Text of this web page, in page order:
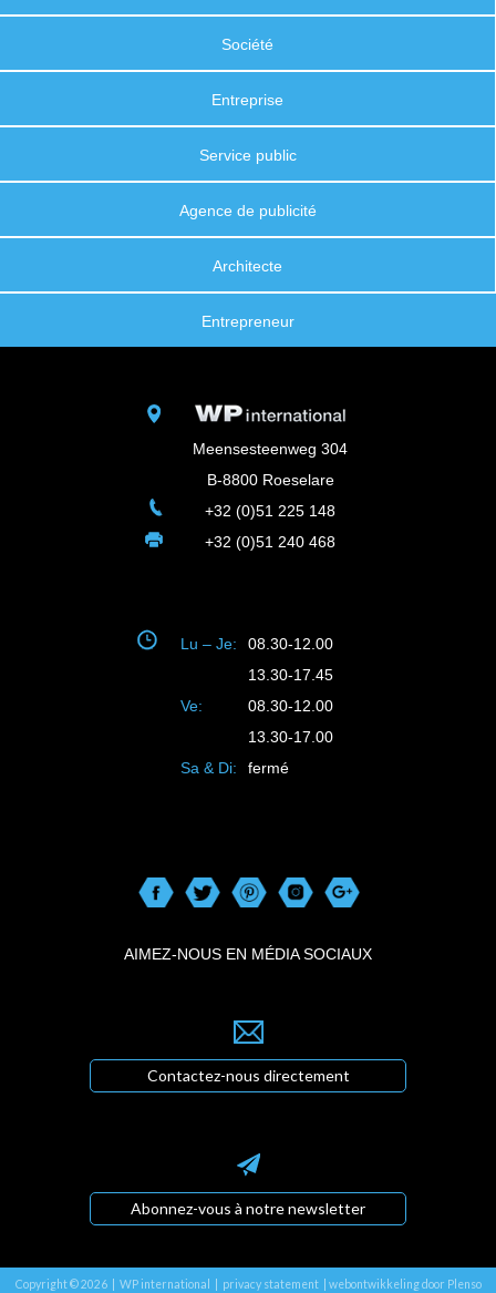
Société
Entreprise
Service public
Agence de publicité
Architecte
Entrepreneur
Meensesteenweg 304
B-8800 Roeselare
+32 (0)51 225 148
+32 (0)51 240 468
Lu – Je:
08.30-12.00
13.30-17.45
Ve:
08.30-12.00
13.30-17.00
Sa & Di:
fermé
AIMEZ-NOUS EN MÉDIA SOCIAUX
Contactez-nous directement
Abonnez-vous à notre newsletter
Copyright © 2026 | WP international | privacy statement| webontwikkeling door Plenso